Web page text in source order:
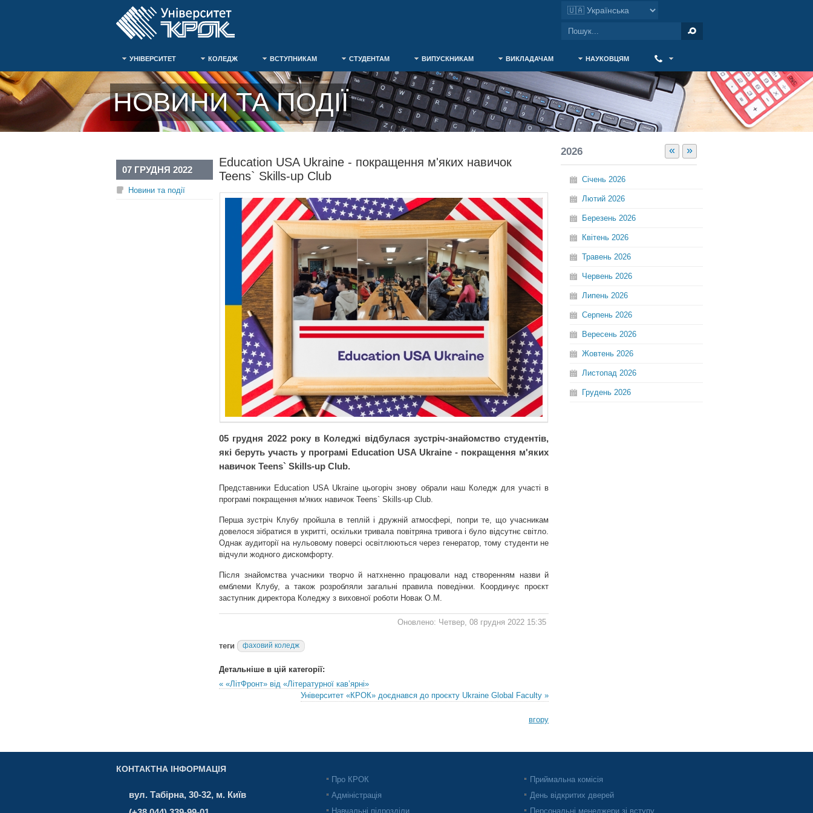
УНІВЕРСИТЕТ КОЛЕДЖ ВСТУПНИКАМ СТУДЕНТАМ ВИПУСКНИКАМ ВИКЛАДАЧАМ НАУКОВЦЯМ
НОВИНИ ТА ПОДІЇ
Education USA Ukraine - покращення м'яких навичок
Teens` Skills-up Club
07 ГРУДНЯ 2022
Новини та події
05 грудня 2022 року в Коледжі відбулася зустріч-знайомство студентів,
які беруть участь у програмі Education USA Ukraine - покращення м'яких
навичок Teens` Skills-up Club.
Представники Education USA Ukraine цьогоріч знову обрали наш Коледж для участі в
програмі покращення м'яких навичок Teens` Skills-up Club.
Перша зустріч Клубу пройшла в теплій і дружній атмосфері, попри те, що учасникам
довелося зібратися в укритті, оскільки тривала повітряна тривога і було відсутнє світло.
Однак аудиторії на нульовому поверсі освітлюються через генератор, тому студенти не
відчули жодного дискомфорту.
Після знайомства учасники творчо й натхненно працювали над створенням назви й
емблеми Клубу, а також розробляли загальні правила поведінки. Координує проєкт
заступник директора Коледжу з виховної роботи Новак О.М.
Оновлено: Четвер, 08 грудня 2022 15:35
теги фаховий коледж
Детальніше в цій категорії:
« «ЛітФронт» від «Літературної кав’ярні»
Університет «КРОК» доєднався до проєкту Ukraine Global Faculty »
вгору
« »
2026
Січень 2026
Лютий 2026
Березень 2026
Квітень 2026
Травень 2026
Червень 2026
Липень 2026
Серпень 2026
Вересень 2026
Жовтень 2026
Листопад 2026
Грудень 2026
КОНТАКТНА ІНФОРМАЦІЯ
вул. Табірна, 30-32, м. Київ
Про КРОК
Адміністрація
Навчальні підрозділи
Приймальна комісія
День відкритих дверей
Персональні менеджери зі вступу